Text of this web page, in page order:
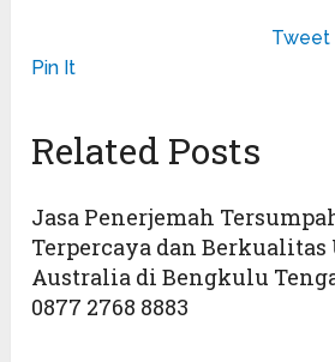
Tweet
Pin It
Related Posts
Jasa Penerjemah
Terpercaya dan
Australia di Bengkulu
0877 2768 8883